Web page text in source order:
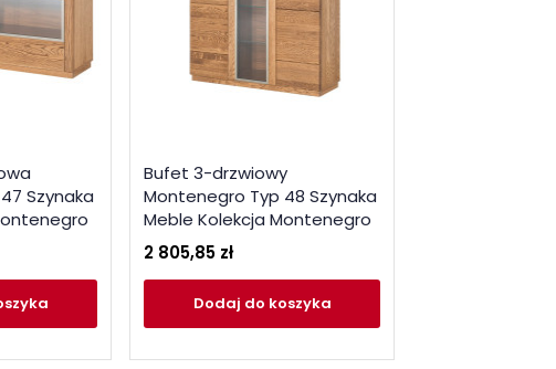
Szynaka
Bufet 3-drzwiowy
Montenegro Typ 48 Szynaka
Meble Kolekcja Montenegro
2 805,85 zł
Dodaj do koszyka